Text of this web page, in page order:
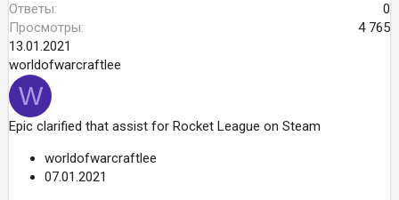
Ответы
0
Просмотры
4 765
13.01.2021
worldofwarcraftlee
W
Epic clarified that assist for Rocket League on Steam
worldofwarcraftlee
07.01.2021